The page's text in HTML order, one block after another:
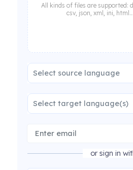
All kinds of files are supported:
csv, json, xml, ini,
Select source language
Select target language(s)
or sign in